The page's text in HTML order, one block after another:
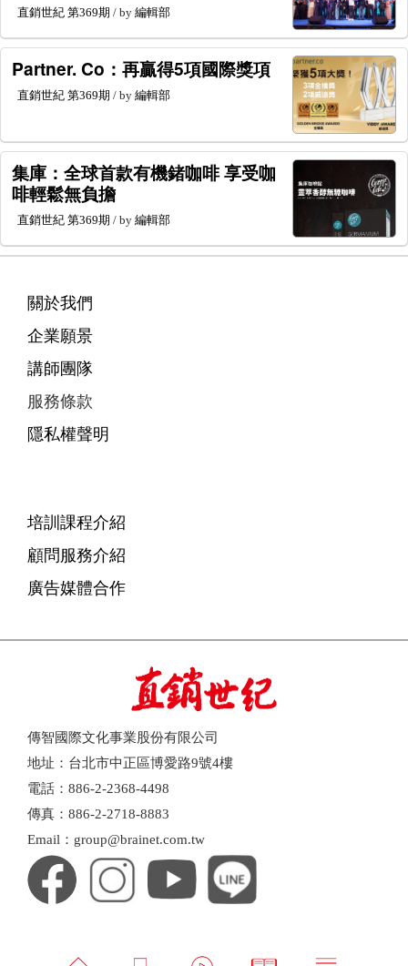
直銷世紀 第369期 / by 編輯部
Partner. Co：再贏得5項國際獎項
直銷世紀 第369期 / by 編輯部
集庫：全球首款有機鍺咖啡 享受咖
啡輕鬆無負擔
直銷世紀 第369期 / by 編輯部
關於我們
企業願景
講師團隊
服務條款
隱私權聲明
培訓課程介紹
顧問服務介紹
廣告媒體合作
傳智國際文化事業股份有限公司
地址：台北市中正區博愛路9號4樓
電話：886-2-2368-4498
傳真：886-2-2718-8883
Email：group@brainet.com.tw